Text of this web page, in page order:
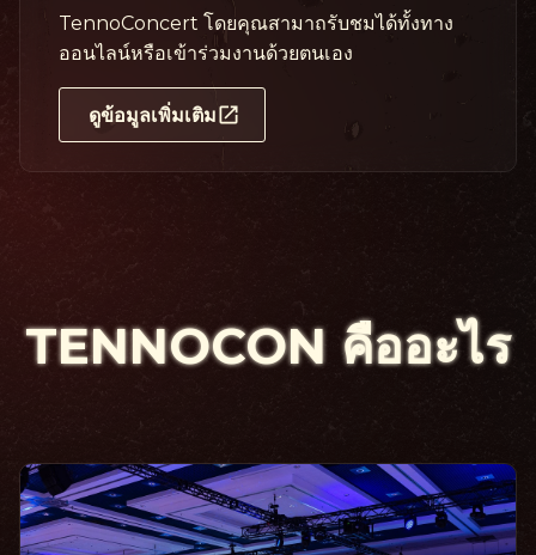
TennoConcert โดยคุณสามาถรับชมได้ทั้งทาง
ออนไลน์หรือเข้าร่วมงานด้วยตนเอง
ดูข้อมูลเพิ่มเติม
TENNOCON คือ